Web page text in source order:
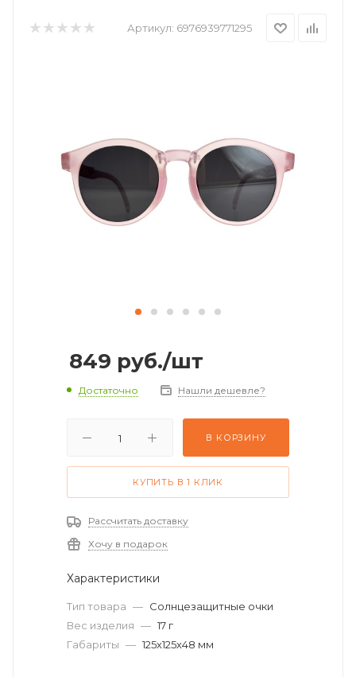
Артикул: 6976939771295
849 руб./шт
Достаточно Нашли дешевле?
В КОРЗИНУ
КУПИТЬ В 1 КЛИК
Рассчитать доставку
Хочу в подарок
Характеристики
Тип товара — Солнцезащитные очки
Вес изделия — 17 г
Габариты — 125х125х48 мм